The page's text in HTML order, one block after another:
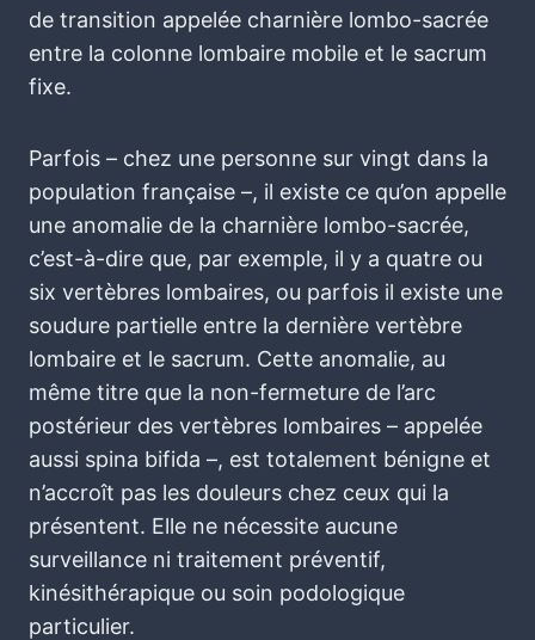
de transition appelée charnière lombo-sacrée
entre la colonne lombaire mobile et le sacrum
fixe.
Parfois – chez une personne sur vingt dans la
population française –, il existe ce qu’on appelle
une anomalie de la charnière lombo-sacrée,
c’est-à-dire que, par exemple, il y a quatre ou
six vertèbres lombaires, ou parfois il existe une
soudure partielle entre la dernière vertèbre
lombaire et le sacrum. Cette anomalie, au
même titre que la non-fermeture de l’arc
postérieur des vertèbres lombaires – appelée
aussi spina bifida –, est totalement bénigne et
n’accroît pas les douleurs chez ceux qui la
présentent. Elle ne nécessite aucune
surveillance ni traitement préventif,
kinésithérapique ou soin podologique
particulier.